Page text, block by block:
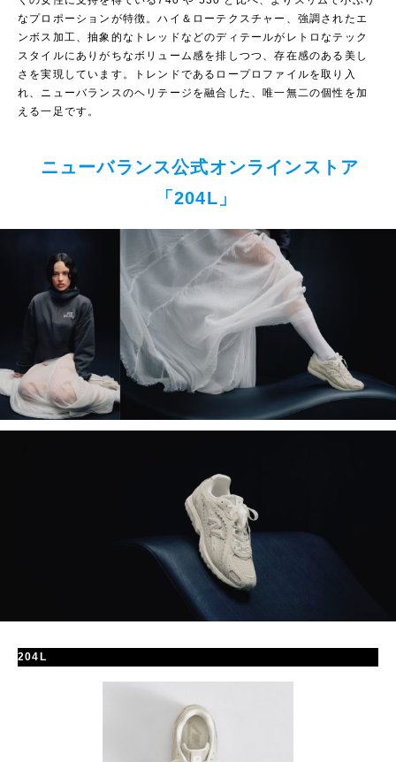
なプロポーションが特徴。ハイ＆ローテクスチャー、強調されたエ
ンボス加工、抽象的なトレッドなどのディテールがレトロなテック
スタイルにありがちなボリューム感を排しつつ、存在感のある美し
さを実現しています。トレンドであるロープロファイルを取り入
れ、ニューバランスのヘリテージを融合した、唯一無二の個性を加
える一足です。
ニューバランス公式オンラインストア
「204L」
204L